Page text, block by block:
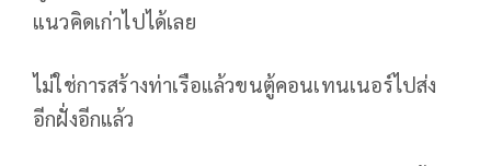
แนวคิดเก่าไปได้เลย
ไม่ใช่การสร้างท่าเรือแล้วขนตู้คอนเทนเนอร์ไปส่ง
อีกฝั่งอีกแล้ว